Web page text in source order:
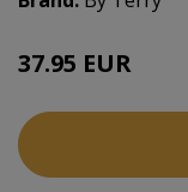
37.95 EUR